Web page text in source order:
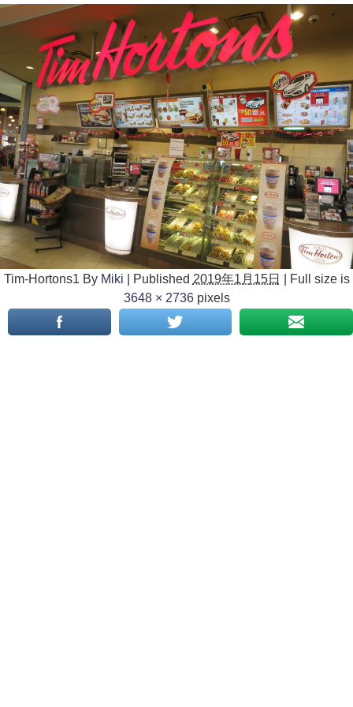
Tim-Hortons1 By Miki Published 2019年1月15日
Full size is
3648 × 2736pixels